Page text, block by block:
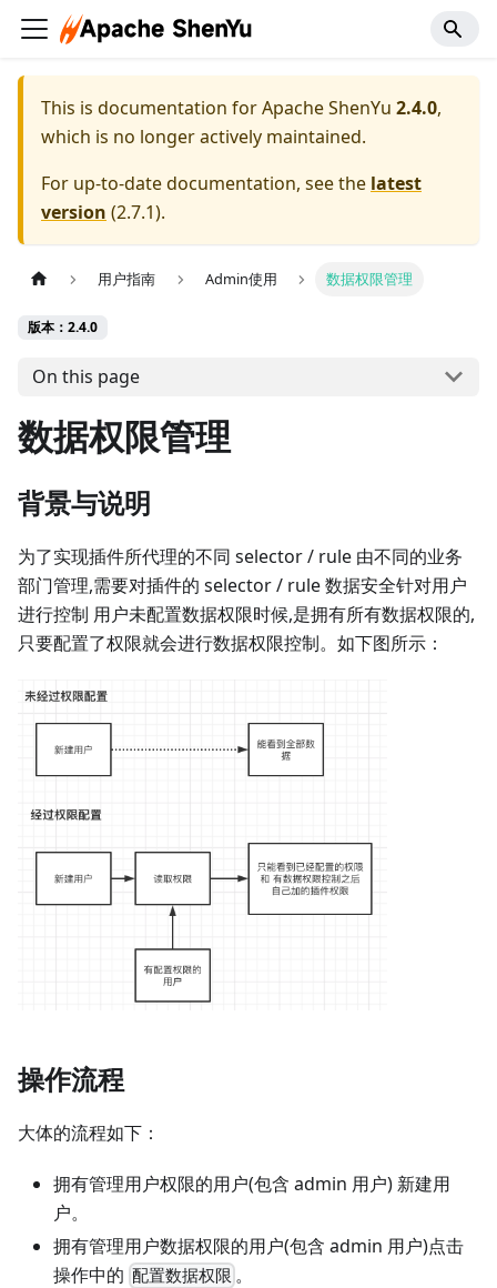
This is documentation forApache ShenYu 2.4.0,
which is no longer actively maintained.
For up-to-date documentation, see the latest
version (2.7.1).
用户指南 Admin使用 数据权限管理
版本：2.4.0
On this page
数据权限管理
背景与说明
为了实现插件所代理的不同 selector / rule 由不同的业务
部门管理,需要对插件的 selector / rule 数据安全针对用户
进行控制 用户未配置数据权限时候,是拥有所有数据权限的,
只要配置了权限就会进行数据权限控制。如下图所示：
操作流程
大体的流程如下：
拥有管理用户权限的用户(包含 admin 用户) 新建用
户。
拥有管理用户数据权限的用户(包含 admin 用户)点击
操作中的 配置数据权限 。